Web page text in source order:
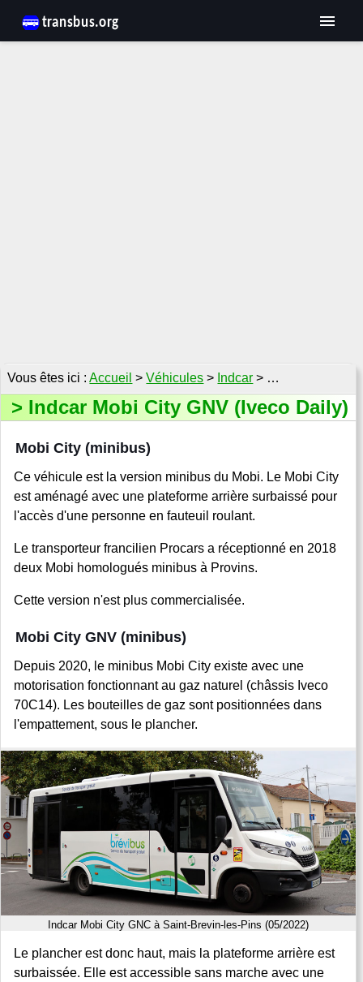
Accueil >Véhicules > Indcar > …
Indcar Mobi City GNV (Iveco Daily)
Mobi City (minibus)
Ce véhicule est la version minibus du Mobi. Le Mobi City
est aménagé avec une plateforme arrière surbaissé pour
l'accès d'une personne en fauteuil roulant.
Le transporteur francilien Procars a réceptionné en 2018
deux Mobi homologués minibus à Provins.
Cette version n'est plus commercialisée.
Mobi City GNV (minibus)
Depuis 2020, le minibus Mobi City existe avec une
motorisation fonctionnant au gaz naturel (châssis Iveco
70C14). Les bouteilles de gaz sont positionnées dans
l'empattement, sous le plancher.
Indcar Mobi City GNC à Saint-Brevin-les-Pins (05/2022)
Le plancher est donc haut, mais la plateforme arrière est
surbaissée. Elle est accessible sans marche avec une